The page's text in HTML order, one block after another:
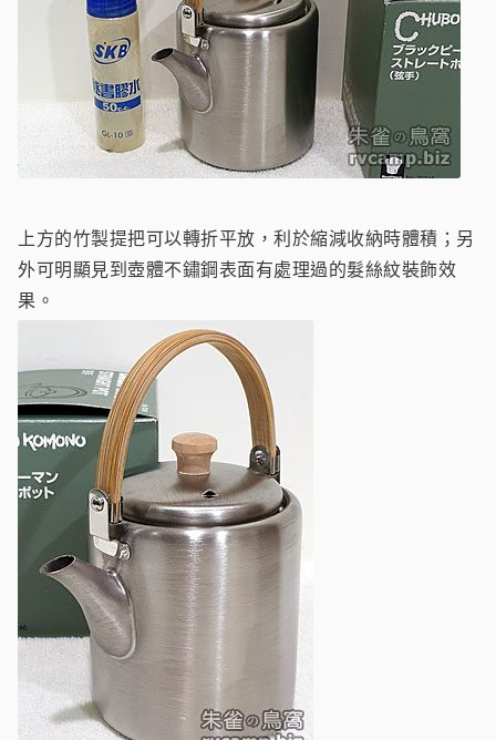
上方的竹製提把可以轉折平放，利於縮減收納時體積；另
外可明顯見到壺體不鏽鋼表面有處理過的髮絲紋裝飾效
果。